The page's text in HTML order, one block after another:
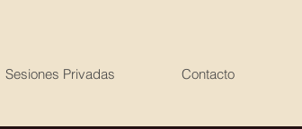
Sesiones Privadas
Contacto